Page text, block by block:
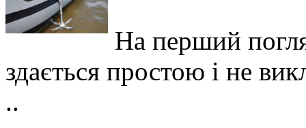
На перший
здається простою і не
..